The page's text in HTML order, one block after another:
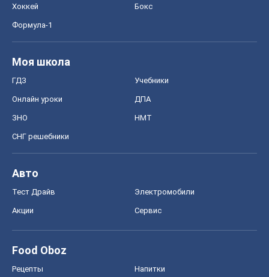
Хоккей Бокс
Формула-1
Моя школа
ГДЗ Учебники
Онлайн уроки ДПА
ЗНО НМТ
СНГ решебники
Авто
Тест Драйв Электромобили
Акции Сервис
Food Oboz
Рецепты Напитки